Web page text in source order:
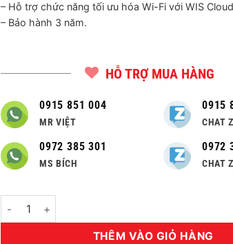
– Hỗ trợ chức năng tối ưu hóa Wi-Fi với WIS
– Bảo hành 3 năm.
HỖ TRỢ MUA HÀNG
0915 851 004
MR VIỆT
0972 385 301
MS BÍCH
0915
CHAT
0972
CHAT
Số lượng
THÊM VÀO GIỎ HÀNG